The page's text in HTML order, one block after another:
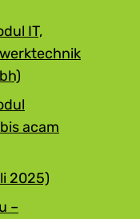
IT,
acam
2025)
–